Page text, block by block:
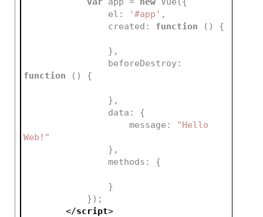
                el:
'#app' ,
                created:
function ( ) {
                },
function ( ) {
                },
                data: {
                    message:
"Hello
Web!"
                },
                methods: {
                }
            });
</script>